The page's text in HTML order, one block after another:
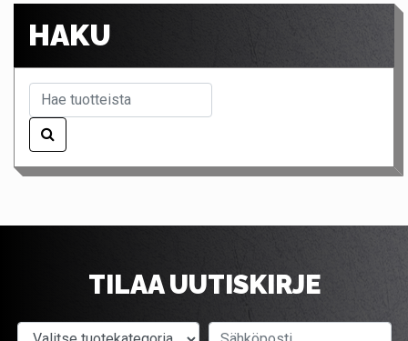
HAKU
TILAA UUTISKIRJE
Valitse tuotekategoria